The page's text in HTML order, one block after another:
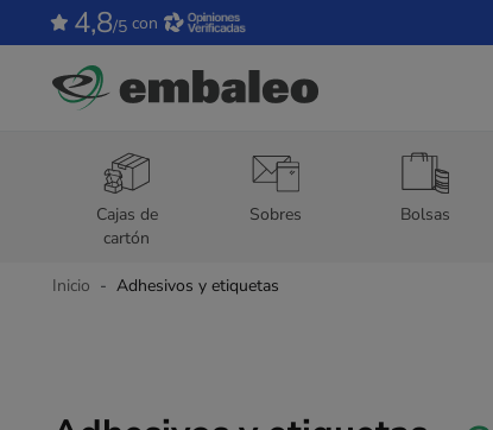
4,8/5 con
Cajas de
cartón
Sobres Bolsas
Inicio Adhesivos y etiquetas